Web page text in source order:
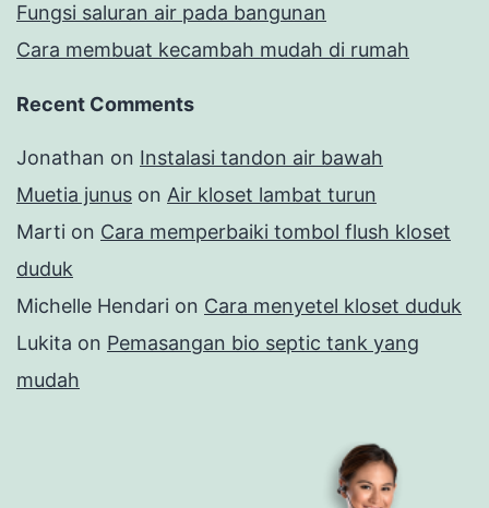
Fungsi saluran air pada bangunan
Cara membuat kecambah mudah di rumah
Recent Comments
Jonathan on Instalasi tandon air bawah
Muetia junus on Air kloset lambat turun
Marti on Cara memperbaiki tombol flush kloset
duduk
Michelle Hendari on Cara menyetel kloset duduk
Lukita on Pemasangan bio septic tank yang
mudah